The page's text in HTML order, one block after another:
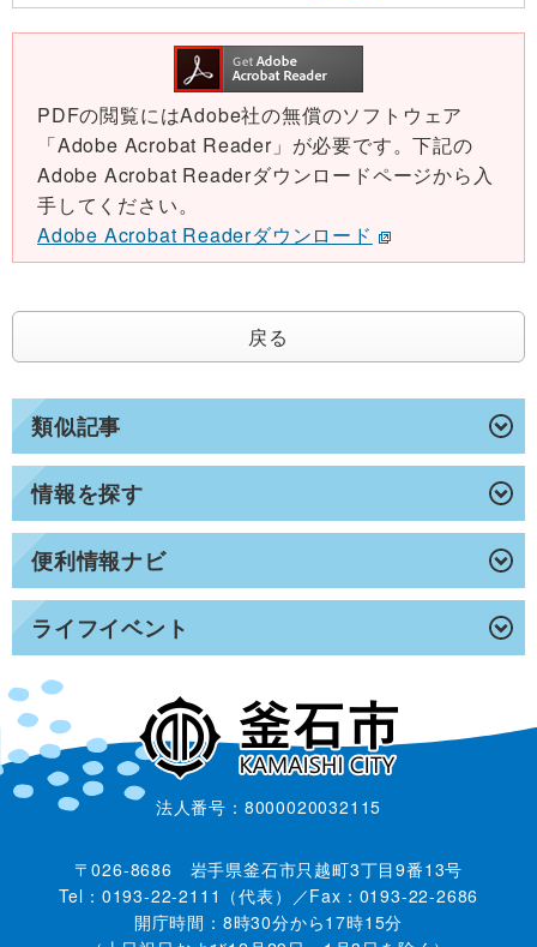
類似記事
情報を探す
便利情報ナビ
ライフイベント
PDFの閲覧にはAdobe社の無償のソフトウェア
「Adobe Acrobat Reader」が必要です。下記の
Adobe Acrobat Readerダウンロードページから入
手してください。
Adobe Acrobat Readerダウンロード
戻る
法人番号：8000020032115
〒026-8686 岩手県釜石市只越町3丁目9番13号
Tel：0193-22-2111（代表）／Fax：0193-22-2686
開庁時間：8時30分から17時15分